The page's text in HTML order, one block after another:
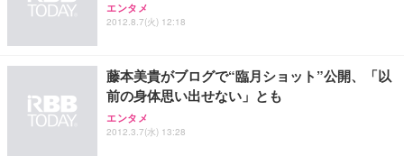
エンタメ
2012.8.7(火) 12:18
藤本美貴がブログで“臨月ショット”公開、「以
前の身体思い出せない」とも
エンタメ
2012.3.7(水) 13:28